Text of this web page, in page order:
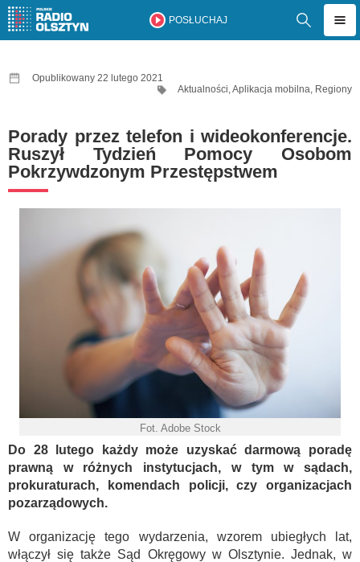
POSŁUCHAJ
Opublikowany 22 lutego 2021
Aktualności,Aplikacja mobilna, Regiony
Porady przez telefon i wideokonferencje.
Ruszył Tydzień Pomocy Osobom
Pokrzywdzonym Przestępstwem
Fot. Adobe Stock
Do 28 lutego każdy może uzyskać darmową poradę
prawną w różnych instytucjach, w tym w sądach,
prokuraturach, komendach policji, czy organizacjach
pozarządowych.
W organizację tego wydarzenia, wzorem ubiegłych lat,
włączył się także Sąd Okręgowy w Olsztynie. Jednak, w